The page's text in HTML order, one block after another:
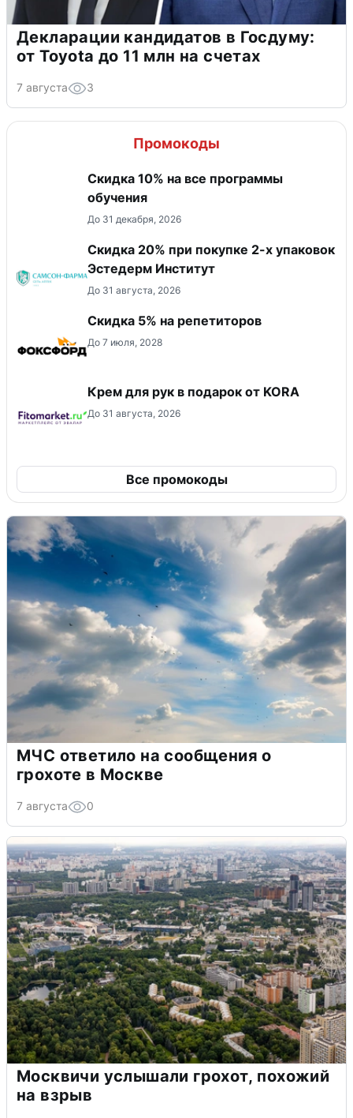
Декларации кандидатов в Госдуму:
от Toyota до 11 млн на счетах
7 августа 3
Промокоды
Скидка 10% на все программы
обучения
До 31 декабря, 2026
Скидка 20% при покупке 2-х упаковок
Эстедерм Институт
До 31 августа, 2026
Скидка 5% на репетиторов
До 7 июля, 2028
Крем для рук в подарок от KORA
До 31 августа, 2026
Все промокоды
МЧС ответило на сообщения о
грохоте в Москве
7 августа 0
Москвичи услышали грохот, похожий
на взрыв